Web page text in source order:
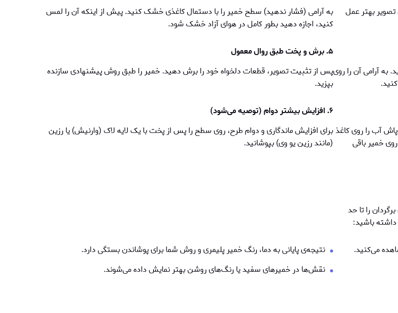
بهتر عمل
به آرامی (فشار ندهید) سطح خمیر را با دستمال کاغذی خشک کنید. پیش از اینکه آن را لمس
کنید، اجازه دهید بطور کامل در هوای آزاد خشک شود.
به آرامی آن را روی
۵. برش و پخت طبق روال معمول
پس از تثبيت تصوير، قطعات دلخواه خود را برش دهید. خمير را طبق روش پیشنهادی سازنده
بپزید.
آب را روی کاغذ
خمیر باقی
۶. افزایش بيشتر دوام (توصيه می‌شود)
برای افزایش ماندگاری و دوام طرح، روی سطح را پس از پخت با یک لایه لاک (وارنیش) یا رزین
(مانند رزین یو وی) بپوشانید.
را تا حد
باشید:
می‌کنید.
نتيجه‌ی پایانی به دما، رنگ خمیر پلیمری و روش شما برای پوشاندن بستگی دارد.
نقش‌ها در خمیرهای سفید یا رنگ‌های روشن بهتر نمایش داده می‌شوند.